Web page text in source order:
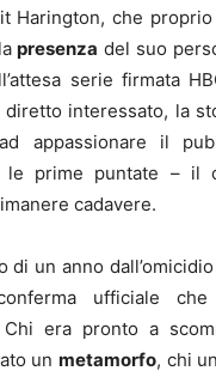
Harington, che
presenza del suo
serie firmata
interessato, la
appassionare il
le prime puntate – il
cadavere.
di un anno
ufficiale
Chi era pronto a
un metamorfo, chi un